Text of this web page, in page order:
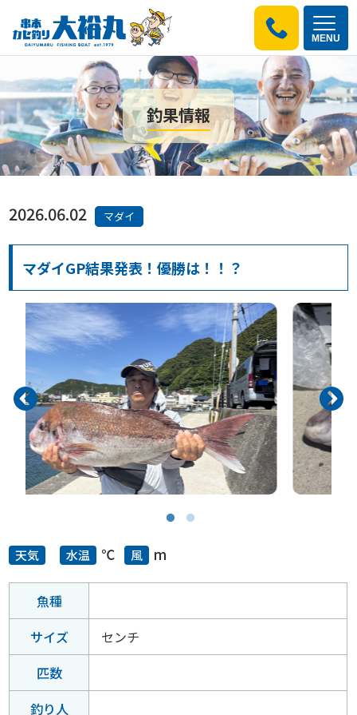
MENU
釣果情報
2026.06.02 マダイ
マダイGP結果発表！優勝は！！？
天気 水温 ℃ 風 m
魚種
サイズ
センチ
匹数
釣り人